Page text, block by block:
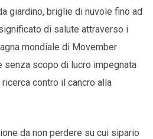
giardino, briglie di nuvole fino ad
di salute attraverso i
mondiale di Movember
senza scopo di lucro impegnata
contro il cancro alla
da non perdere su cui sipario